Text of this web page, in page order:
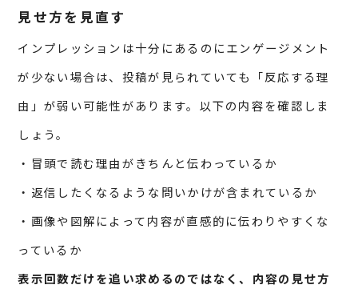
見せ方を見直す
インプレッションは十分にあるのにエンゲージメント
が少ない場合は、投稿が見られていても「反応する理
由」が弱い可能性があります。以下の内容を確認しま
しょう。
・冒頭で読む理由がきちんと伝わっているか
・返信したくなるような問いかけが含まれているか
・画像や図解によって内容が直感的に伝わりやすくな
っているか
表示回数だけを追い求めるのではなく、内容の見せ方